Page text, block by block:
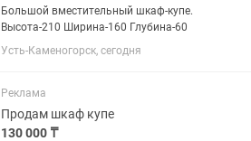
Большой вместительный шкаф-купе.
Высота-210 Ширина-160 Глубина-60
Усть-Каменогорск, сегодня
Реклама
Продам шкаф купе
130 000 ₸